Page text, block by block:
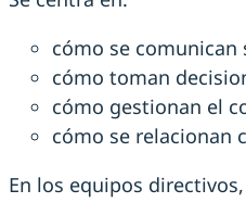
cómo se comunican
cómo toman
cómo gestionan el
cómo se relacionan
En los equipos